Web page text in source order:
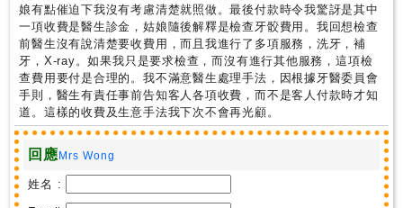
24
小
時
應
診
急
症
娘有點催迫下我沒有考慮清楚就照做。最後付款時令我驚訝是其中
一項收費是醫生診金，姑娘隨後解釋是檢查牙骹費用。我回想檢查
前醫生沒有說清楚要收費用，而且我進行了多項服務，洗牙，補
牙，X-ray。如果我只是要求檢查，而沒有進行其他服務，這項檢
查費用要付是合理的。我不滿意醫生處理手法，因根據牙醫委員會
手則，醫生有責任事前告知客人各項收費，而不是客人付款時才知
道。這樣的收費及生意手法我下次不會再光顧。
回應Mrs Wong
姓名 :